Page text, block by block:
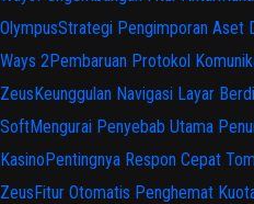
OlympusStrategi Pengimporan Aset
Ways 2Pembaruan Protokol
ZeusKeunggulan Navigasi Layar
SoftMengurai Penyebab Utama
KasinoPentingnya Respon Cepat
ZeusFitur Otomatis Penghemat